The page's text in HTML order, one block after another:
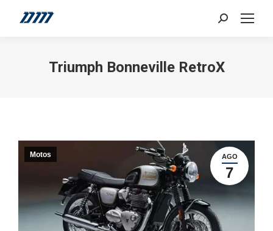
Search:
Triumph Bonneville RetroX
AGO
7
Motos